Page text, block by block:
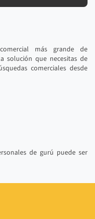
más grande de
solución que necesitas de
comerciales desde
de gurú puede ser